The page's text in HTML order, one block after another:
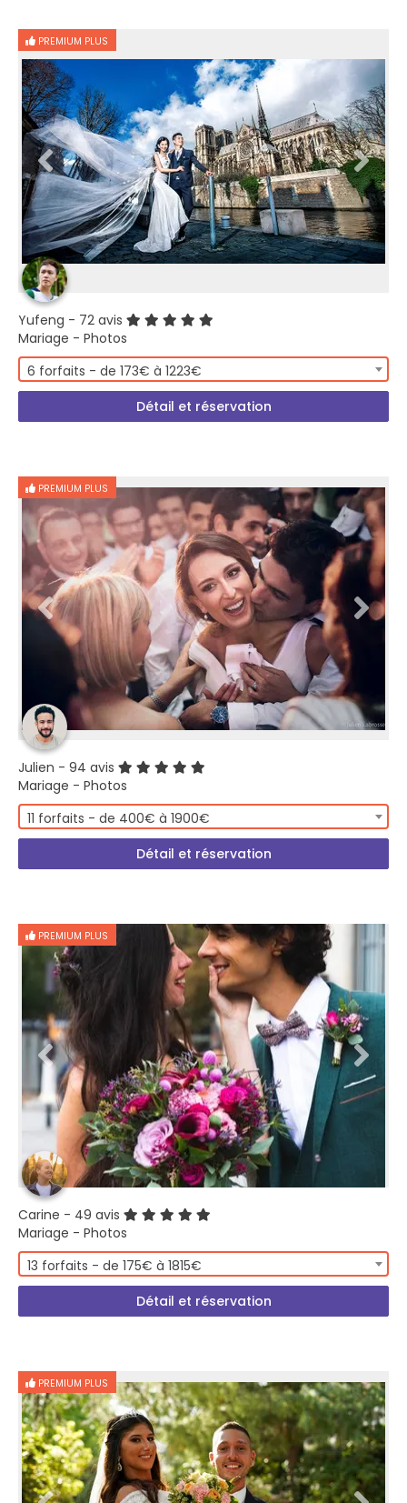
PREMIUM PLUS
Yufeng - 72 avis
Mariage - Photos
6 forfaits - de 173€ à 1223€
Détail et réservation
PREMIUM PLUS
Julien - 94 avis
Mariage - Photos
11 forfaits - de 400€ à 1900€
Détail et réservation
PREMIUM PLUS
Carine - 49 avis
Mariage - Photos
13 forfaits - de 175€ à 1815€
Détail et réservation
PREMIUM PLUS